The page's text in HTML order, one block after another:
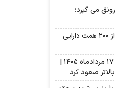
می گیرد؛
با ۱۰ سهامدار با بیش از ۲۰۰ همت دارایی
قیمت دلار امروز شنبه ۱۷ مردادماه ۱۴۰۵ |
صعود کرد